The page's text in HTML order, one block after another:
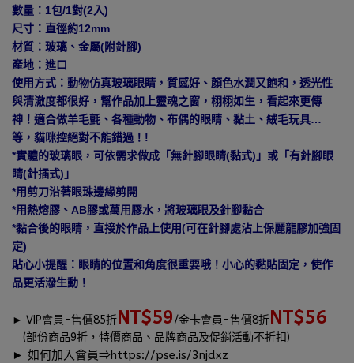
數量：1包/1對(2入)
尺寸：直徑約12mm
材質：玻璃、金屬(附針腳)
產地：進口
使用方式：動物仿真玻璃眼睛，質感好、顏色水潤又飽和，透光性
與清澈度都很好，幫作品加上靈魂之窗，栩栩如生，看起來更傳
神！適合做羊毛氈、各種動物、布偶的眼睛、黏土、絨毛玩具…
等，貓咪控絕對不能錯過！!
*實體的玻璃眼，可依需求做成「無針腳眼睛(黏式)」或「有針腳眼
睛(針插式)」
*用剪刀沿著眼珠邊緣剪開
*用熱熔膠、AB膠或萬用膠水，將玻璃眼及針腳黏合
*黏合後的眼睛，直接於作品上使用(可在針腳處沾上保麗龍膠加強固
定)
貼心小提醒：眼睛的位置和角度很重要哦！小心的黏貼固定，使作
品更活潑生動！
► VIP會員-售價85折 NT$59/金卡會員-售價8折 NT$56
(部份商品9折，特價商品、品牌商品及促銷活動不折扣)
► 如何加入會員⇒https://pse.is/3njdxz